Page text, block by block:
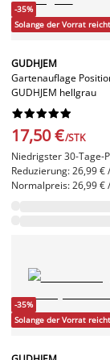
-35%
Solange der Vorrat reicht
GUDHJEM
Gartenauflage
GUDHJEM hellgrau






17,50 €/STK
Niedrigster 30-Tage-
Reduzierung: 26,99 €
Normalpreis: 26,99 €
-35%
Solange der Vorrat reicht